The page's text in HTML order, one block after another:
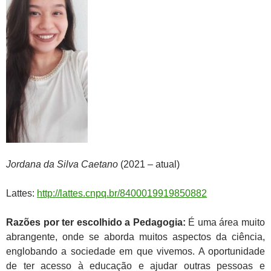
Jordana da Silva Caetano (2021 – atual)
Lattes: http://lattes.cnpq.br/8400019919850882
Razões por ter escolhido a Pedagogia: É uma área muito
abrangente, onde se aborda muitos aspectos da ciência,
englobando a sociedade em que vivemos. A oportunidade
de ter acesso à educação e ajudar outras pessoas e